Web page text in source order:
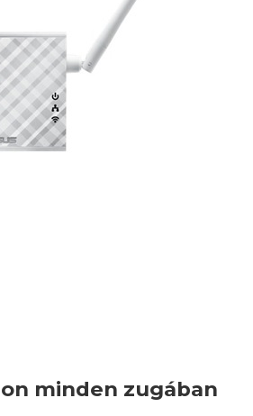
minden zugában